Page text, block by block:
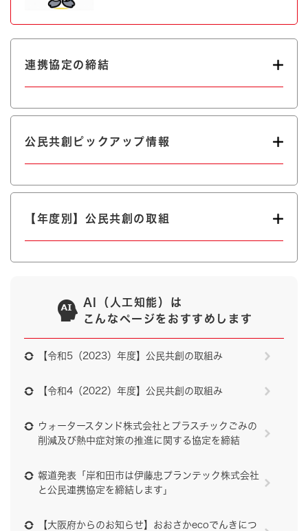
連携協定の締結
公民共創ピックアップ情報
【年度別】公民共創の取組
AI（人工知能）は
こんなページをおすすめします
【令和5（2023）年度】公民共創の取組み
【令和4（2022）年度】公民共創の取組み
ウォータースタンド株式会社とプラスチックごみの
削減及び熱中症対策の推進に関する協定を締結
報道発表「岸和田市は伊藤忠プランテック株式会社
と公民連携協定を締結します」
【大阪府からのお知らせ】おおさかecoでんきにつ